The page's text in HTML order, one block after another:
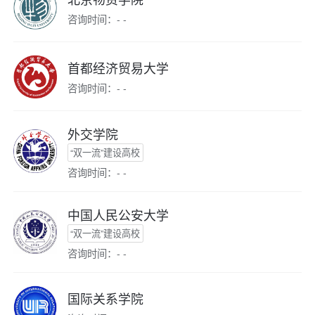
咨询时间：- -
首都经济贸易大学
咨询时间：- -
外交学院
“双一流”建设高校
咨询时间：- -
中国人民公安大学
“双一流”建设高校
咨询时间：- -
国际关系学院